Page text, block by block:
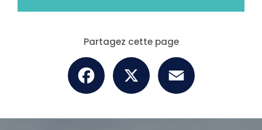
Partagez cette page
Facebook